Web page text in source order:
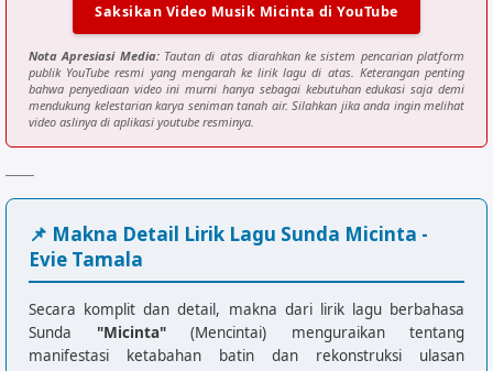
Saksikan Video Musik Micinta di YouTube
Nota Apresiasi Media:Tautan di atas diarahkan ke sistem pencarian platform
publik YouTube resmi yang mengarah ke lirik lagu di atas. Keterangan penting
bahwa penyediaan video ini murni hanya sebagai kebutuhan edukasi saja demi
mendukung kelestarian karya seniman tanah air. Silahkan jika anda ingin melihat
video aslinya di aplikasi youtube resminya.
📌 Makna Detail Lirik Lagu Sunda Micinta -
Evie Tamala
Secara komplit dan detail, makna dari lirik lagu berbahasa
Sunda "Micinta"(Mencintai) menguraikan tentang
manifestasi ketabahan batin dan rekonstruksi ulasan